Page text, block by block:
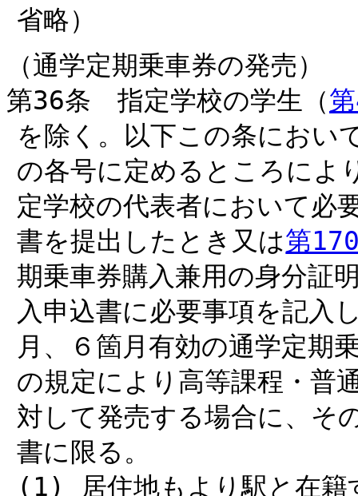
省略）
（通学定期乗車券の発売）
第36条 指定学校の学生（
を除く。以下この条におい
の各号に定めるところによ
定学校の代表者において必
書を提出したとき又は第
期乗車券購入兼用の身分証
入申込書に必要事項を記入
月、６箇月有効の通学定期
の規定により高等課程・普
対して発売する場合に、そ
書に限る。
(1) 居住地もより駅と在籍